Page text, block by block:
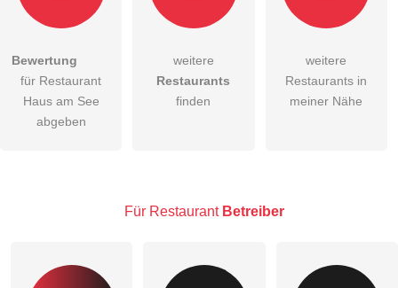
Hiermit akzeptiere ich dieAGB
DieDatenschutzerklärung habe ich zur Kenntnis genommen.
Besucher sichtbar.
Bewertung
für Restaurant
Haus am See
abgeben
weitere
Restaurants
finden
weitere
Restaurants in
meiner Nähe
Für Restaurant Betreiber